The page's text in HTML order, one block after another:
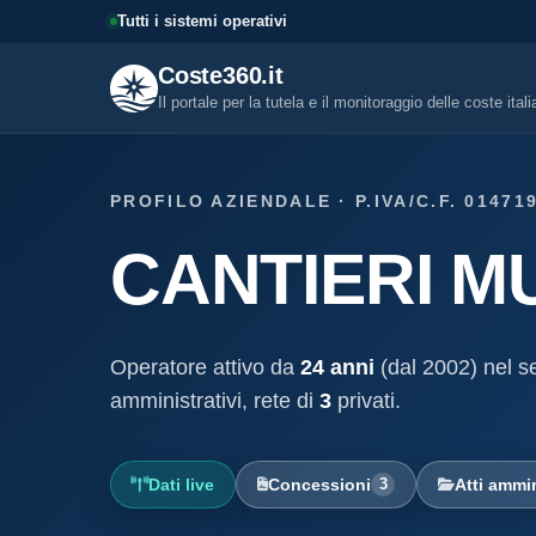
Tutti i sistemi operativi
Coste360.it
Il portale per la tutela e il monitoraggio delle coste
Visure, fascicoli, verifica
altro.
Un documento sintetico della
demaniale marittima
demaniale marittima
Storico completo ed evolutivo
concessione demaniale
PROFILO AZIENDALE · P.IVA/C.F.
CANTIERI
Operatore attivo da 24 anni (dal 2002) nel
amministrativi, rete di 3 privati.
Dati live Concessioni 3 Atti